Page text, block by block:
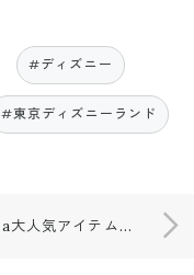
#ディズニー
#東京ディズニーランド
seria大人気アイテムが再入荷！！♡